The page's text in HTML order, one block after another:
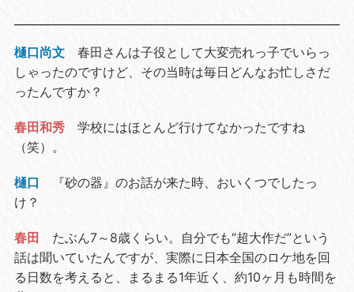
樋口尚文 春田さんは子役として大変売れっ子でいらっ
しゃったのですけど、その当時は毎日どんなお忙しさだ
ったんですか？
春田和秀 学校にはほとんど行けてなかったですね
（笑）。
樋口
『砂の器』のお話が来た時、おいくつでしたっ
け？
春田 たぶん7～8歳くらい。自分でも“超大作だ”という
話は聞いていたんですが、実際に日本全国のロケ地を回
る日数を考えると、まるまる1年近く、約10ヶ月も時間を